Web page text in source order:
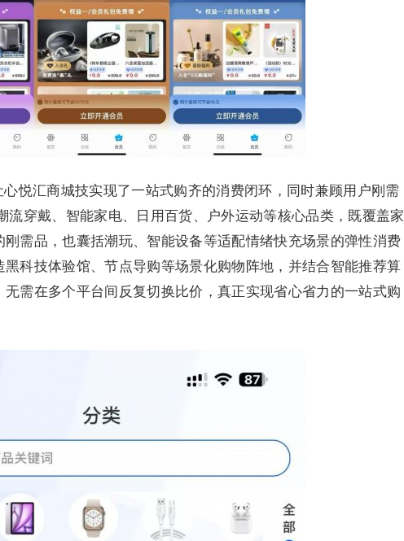
悦汇商城技实现了一站式购齐的消费闭环，同时兼顾用户刚需
流穿戴、智能家电、日用百货、户外运动等核心品类，既覆盖家
需品，也囊括潮玩、智能设备等适配情绪快充场景的弹性消费
科技体验馆、节点导购等场景化购物阵地，并结合智能推荐算
需在多个平台间反复切换比价，真正实现省心省力的一站式购